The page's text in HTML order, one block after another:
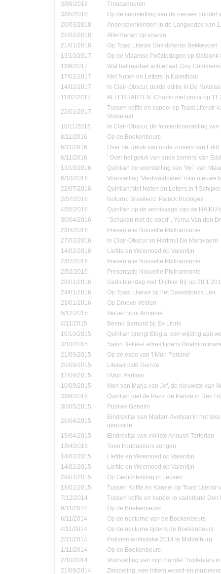
3/06/2018
Troubadouren
3/05/2018
Op de voorstelling van de nieuwe bundel
20/03/2018
Andersdenkenden in de Languedoc van
25/02/2018
AllerHarten op snaren
21/01/2018
Op Toast Literair Davidsfonds Bekkevoort
15/10/2017
Op de Vlaamse Poëziedagen op
1/06/2017
Wat het raadsel achterlaat, Guy
17/02/2017
Met Noten en Letters in Kalmthout
14/02/2017
In Clair-Obscur, derde editie in De
11/02/2017
ALLERHARTEN: Chopin met proza op
22/01/2017
Tussen koffie en kaneel op Toast Literair
Vosselaar
10/11/2016
In Clair-Obscur, de fototentoonstelling
8/11/2016
Op de Boekenbeurs
6/11/2016
Over het geluk van oude zomers van Eddt
6/11/2016
' Over het geluk van oude zomers' van
13/10/2016
Quirilian de voorstelling van 'Vel ' van
6/10/2016
Voorstelling 'Verdwaalpalen' mijn nieuwe
22/07/2016
Quirilian:Met Noten en Letters in 't
2/07/2016
Noturno Brasileiro: Patrick Rodriges
4/05/2016
Quirilian op de vernissage van de
30/04/2016
' Schaken met de dood' , Yerna Van den
2/04/2016
Presentatie Nouvelle Philharmonie
27/02/2016
In Clair-Obscur vn Hartmut De Martelaere
14/02/2016
Liefde en Weemoed op Valentijn
2/02/2016
Presentatie Nouvelle Philharmonie
2/02/2016
Presentatie Nouvelle Philharmonie
28/01/2016
Gedichtendag met 'Dichter Bij' op
24/01/2016
Op Toast Literair bij het Davidsfonds Lier
23/01/2016
Op Droeve Velden
5/12/2015
Verzen voor Armenië
4/11/2015
Benno Barnard bij Ex-Libris
10/10/2015
Quirilian brengt Elegia, een wijding aan
3/10/2015
Salon Belles-Lettres tijdens
21/09/2015
Op de expo van 'I Muri Parlano'
20/09/2015
Literair café Deinze
17/09/2015
I Muri Parlano
10/09/2015
Mon van Marja van Jef, de nieuwste van
3/09/2015
Quirilian met de Pazzi de Parole in Den
30/05/2015
Publiek Geheim
26/04/2015
Eindrecital van Mariam Avetyan in het
genocide.
19/04/2015
Eindrecital van violiste Anoush Terterian
1/04/2015
Toen troubadours zongen
14/02/2015
Liefde en Weemoed op Valentijn
14/02/2015
Liefde en Weemoed op Valentijn
29/01/2015
Op Gedichtendag in Leuven
18/01/2015
Tussen Koffie en Kaneel op Toast Literair
7/12/2014
Tussen koffie en kaneel in vaderland Den
9/11/2014
Op de Boekenbeurs
6/11/2014
Op de nocturne van de Boekenbeurs
4/11/2014
Op de nocturne tijdens de Boekenbeurs
2/11/2014
Poëziemanifestatie 2014 te Middelburg
1/11/2014
Op de Boekenbeurs
2/10/2014
Voorstelling van mijn bundel 'Twijfelaars
21/09/2014
Zinspeling, een intiem woord-en